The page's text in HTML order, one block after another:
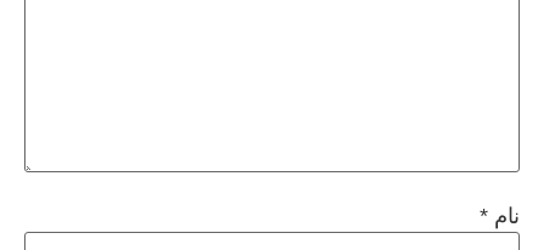
نام *